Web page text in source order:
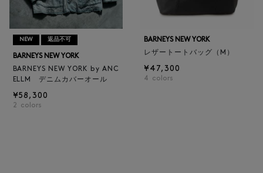
NEW 返品不可
BARNEYS NEW YORK
BARNEYS NEW YORK by ANC
ELLM デニムカバーオール
¥58,300
2 colors
BARNEYS NEW YORK
レザートートバッグ（M）
¥47,300
4 colors